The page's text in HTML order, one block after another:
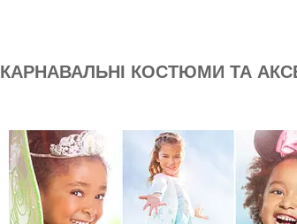
КАРНАВАЛЬНІ КОСТЮМИ ТА